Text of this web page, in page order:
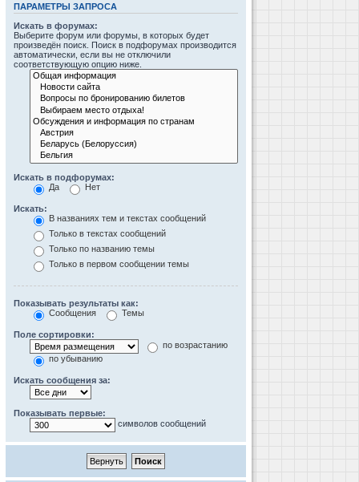
ПАРАМЕТРЫ ЗАПРОСА
Искать в форумах:
Выберите форум или форумы, в которых будет
произведён поиск. Поиск в подфорумах производится
автоматически, если вы не отключили
соответствующую опцию ниже.
Искать в подфорумах:
Да
Нет
Искать:
В названиях тем и текстах сообщений
Только в текстах сообщений
Только по названию темы
Только в первом сообщении темы
Показывать результаты как:
Сообщения
Темы
Поле сортировки:
по возрастанию
по убыванию
Искать сообщения за:
Показывать первые:
символов сообщений